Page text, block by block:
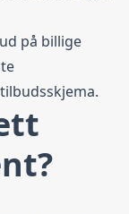
på billige